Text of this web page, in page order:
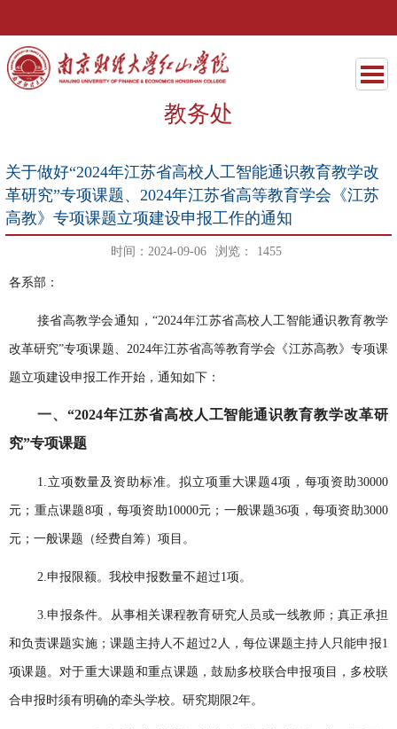
教务处
关于做好“2024年江苏省高校人工智能通识教育教学改
革研究”专项课题、2024年江苏省高等教育学会《江苏
高教》专项课题立项建设申报工作的通知
时间：2024-09-06 浏览： 1455
各系部：
接省高教学会通知，“2024年江苏省高校人工智能通识教育教学
改革研究”专项课题、2024年江苏省高等教育学会《江苏高教》专项课
题立项建设申报工作开始，通知如下：
一、 “2024年江苏省高校人工智能通识教育教学改革研
究”专项课题
1. 立项数量及资助标准。拟立项重大课题4项，每项资助30000
元；重点课题8项，每项资助10000元；一般课题36项，每项资助3000
元；一般课题（经费自筹）项目。
2.申报限额。 我校申报数量不超过1项。
3.申报条件。 从事相关课程教育研究人员或一线教师；真正承担
和负责课题实施；课题主持人不超过2人，每位课题主持人只能申报1
项课题。对于重大课题和重点课题，鼓励多校联合申报项目，多校联
合申报时须有明确的牵头学校。研究期限2年。